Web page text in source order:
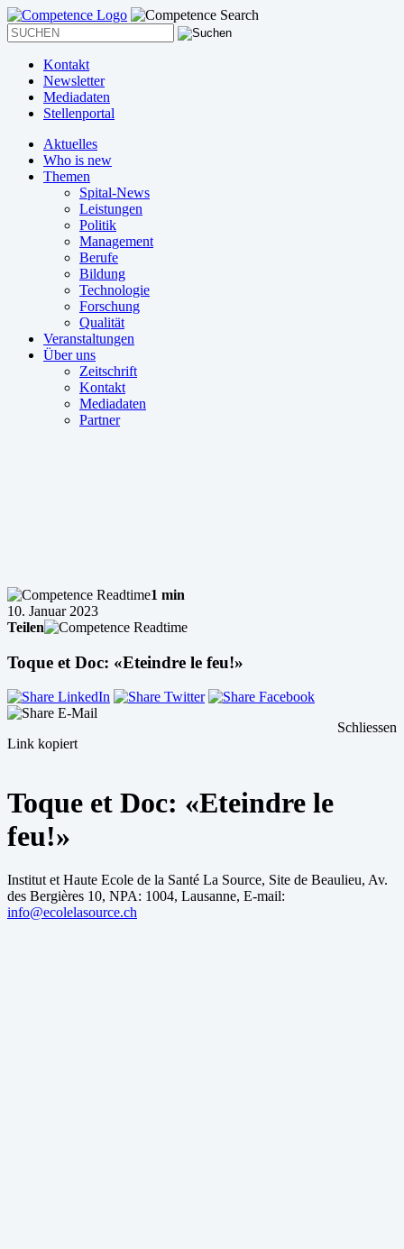
Kontakt
Newsletter
Mediadaten
Stellenportal
Aktuelles
Who is new
Themen
Spital-News
Leistungen
Politik
Management
Berufe
Bildung
Technologie
Forschung
Qualität
Veranstaltungen
Über uns
Zeitschrift
Kontakt
Mediadaten
Partner
1 min
10. Januar 2023
Teilen
Toque et Doc: «Eteindre le feu!»
Link kopiert
Schliessen
Toque et Doc: «Eteindre le
feu!»
Institut et Haute Ecole de la Santé La Source, Site de Beaulieu, Av.
des Bergières 10, NPA: 1004, Lausanne, E-mail:
info@ecolelasource.ch